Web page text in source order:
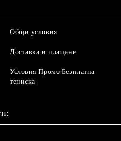
Общи условия
Доставка и плащане
Условия Промо Безплатна
тениска